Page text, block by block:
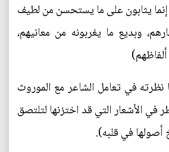
يثابون على ما يستحسن من لطيف
وبديع ما يغربونه من معانيهم،
في تعامل الشاعر مع الموروث
في الأشعار التي قد اختزنها لتلتصق
أصولها في قلبه).